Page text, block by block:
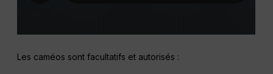
Les caméos sont facultatifs et autorisés :